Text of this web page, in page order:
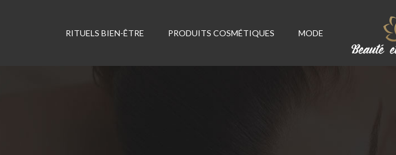
MODE
PRODUITS COSMÉTIQUES
RITUELS BIEN-ÊTRE